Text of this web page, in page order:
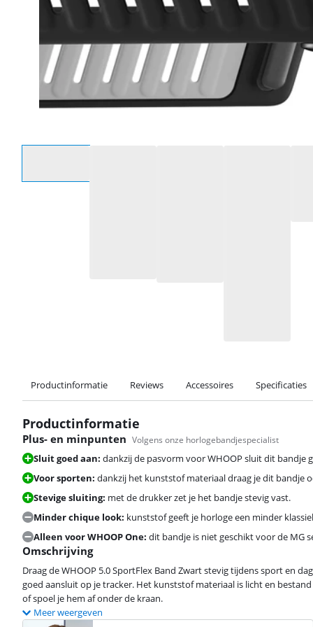
Productinformatie Reviews Accessoires Specificaties
Productinformatie
Plus- en minpunten Volgens onze horlogebandjespecialist
Sluit goed aan: dankzij de pasvorm voor WHOOP sluit dit bandje
Voor sporten: dankzij het kunststof materiaal draag je dit bandje
Stevige sluiting: met de drukker zet je het bandje stevig vast.
Minder chique look: kunststof geeft je horloge een minder
Alleen voor WHOOP One: dit bandje is niet geschikt voor de MG
Omschrijving
Draag de WHOOP 5.0 SportFlex Band Zwart stevig tijdens sport en
goed aansluit op je tracker. Het kunststof materiaal is licht en
of spoel je hem af onder de kraan.
Meer weergeven